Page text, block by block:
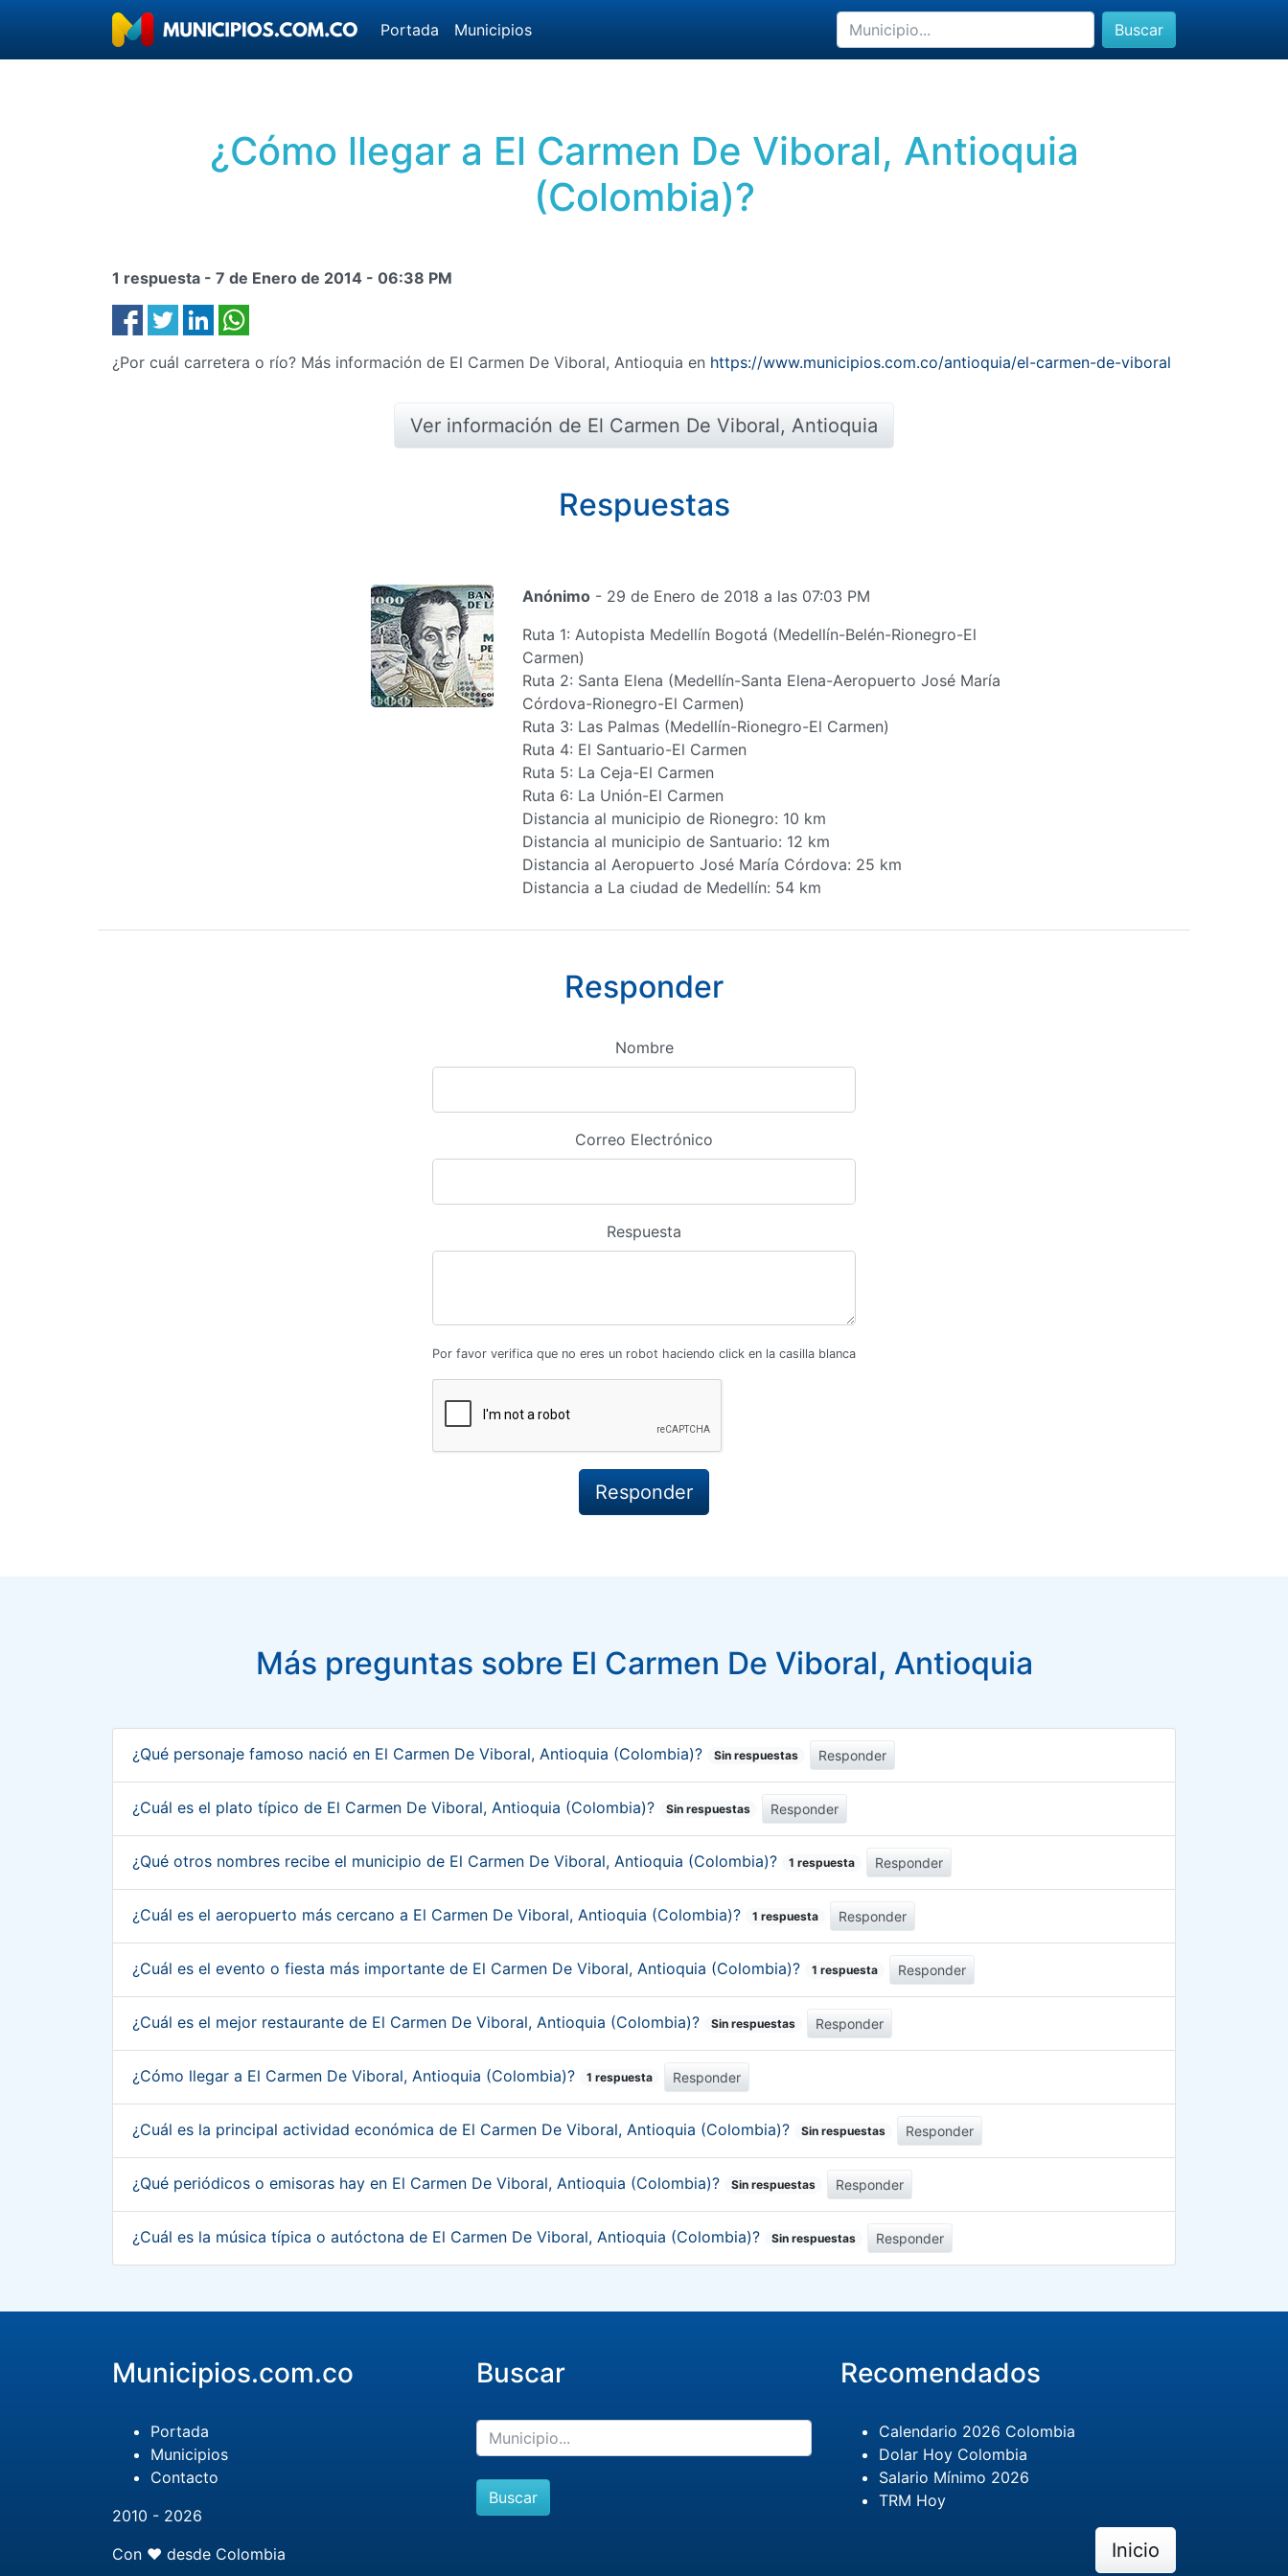
Portada Municipios Buscar
¿Cómo llegar a El Carmen De Viboral, Antioquia
(Colombia)?
1 respuesta - 7 de Enero de 2014 - 06:38 PM
¿Por cuál carretera o río? Más información de El Carmen De Viboral, Antioquia en https://www.municipios.com.co/antioquia/el-carmen-de-viboral
Ver información de El Carmen De Viboral, Antioquia
Respuestas
Anónimo- 29 de Enero de 2018 a las 07:03 PM
Ruta 1: Autopista Medellín Bogotá (Medellín-Belén-Rionegro-El
Carmen)
Ruta 2: Santa Elena (Medellín-Santa Elena-Aeropuerto José María
Córdova-Rionegro-El Carmen)
Ruta 3: Las Palmas (Medellín-Rionegro-El Carmen)
Ruta 4: El Santuario-El Carmen
Ruta 5: La Ceja-El Carmen
Ruta 6: La Unión-El Carmen
Distancia al municipio de Rionegro: 10 km
Distancia al municipio de Santuario: 12 km
Distancia al Aeropuerto José María Córdova: 25 km
Distancia a La ciudad de Medellín: 54 km
Responder
Nombre
Correo Electrónico
Respuesta
Por favor verifica que no eres un robot haciendo click en la casilla blanca
Más preguntas sobre El Carmen De Viboral, Antioquia
¿Qué personaje famoso nació en El Carmen De Viboral, Antioquia (Colombia)? Sin respuestas Responder
¿Cuál es el plato típico de El Carmen De Viboral, Antioquia (Colombia)? Sin respuestas Responder
¿Qué otros nombres recibe el municipio de El Carmen De Viboral, Antioquia (Colombia)? 1 respuesta Responder
¿Cuál es el aeropuerto más cercano a El Carmen De Viboral, Antioquia (Colombia)? 1 respuesta Responder
¿Cuál es el evento o fiesta más importante de El Carmen De Viboral, Antioquia (Colombia)? 1 respuesta Responder
¿Cuál es el mejor restaurante de El Carmen De Viboral, Antioquia (Colombia)? Sin respuestas Responder
¿Cómo llegar a El Carmen De Viboral, Antioquia (Colombia)? 1 respuesta Responder
¿Cuál es la principal actividad económica de El Carmen De Viboral, Antioquia (Colombia)? Sin respuestas Responder
¿Qué periódicos o emisoras hay en El Carmen De Viboral, Antioquia (Colombia)? Sin respuestas Responder
¿Cuál es la música típica o autóctona de El Carmen De Viboral, Antioquia (Colombia)? Sin respuestas Responder
Municipios.com.co
Portada
Municipios
Contacto
2010 - 2026
Con ❤️ desde Colombia
Buscar
Buscar
Recomendados
Calendario 2026 Colombia
Dolar Hoy Colombia
Salario Mínimo 2026
TRM Hoy
Inicio